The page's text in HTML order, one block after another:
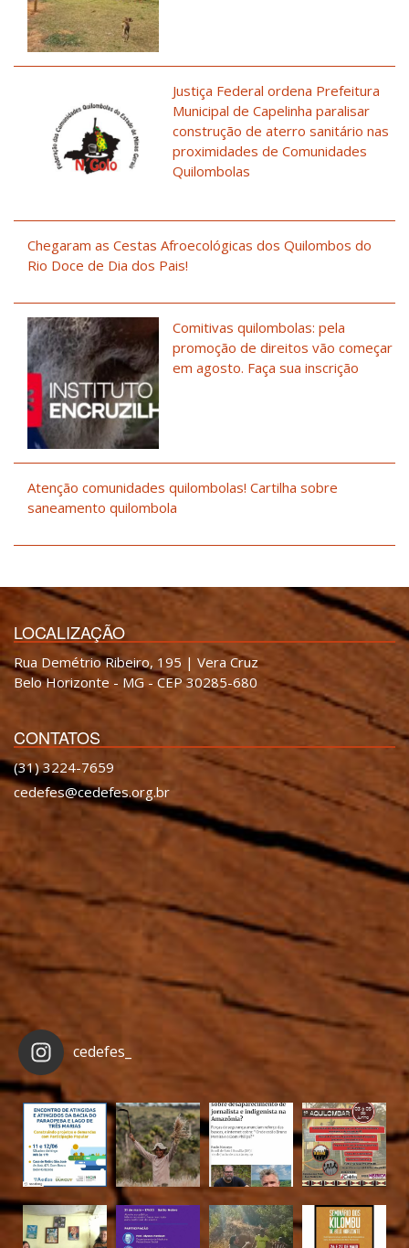
Justiça Federal ordena Prefeitura
Municipal de Capelinha paralisar
construção de aterro sanitário nas
proximidades de Comunidades
Quilombolas
Chegaram as Cestas Afroecológicas dos Quilombos do
Rio Doce de Dia dos Pais!
Comitivas quilombolas: pela
promoção de direitos vão começar
em agosto. Faça sua inscrição
Atenção comunidades quilombolas! Cartilha sobre
saneamento quilombola
LOCALIZAÇÃO
Rua Demétrio Ribeiro, 195 | Vera Cruz
Belo Horizonte - MG - CEP 30285-680
CONTATOS
(31) 3224-7659
cedefes@cedefes.org.br
cedefes_